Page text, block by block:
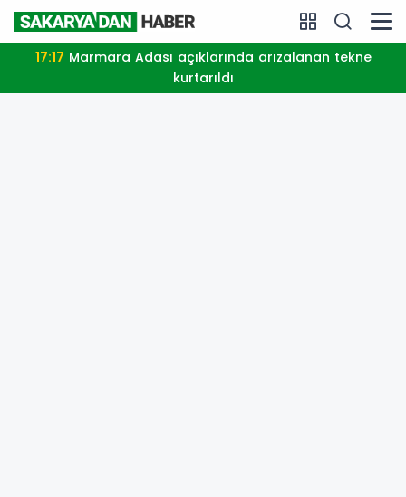
17:17
kurtarıldı